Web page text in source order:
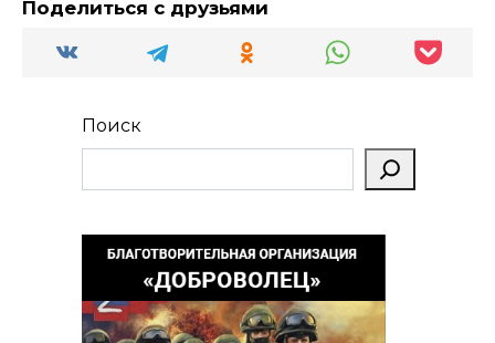
Поделиться с друзьями
Поиск